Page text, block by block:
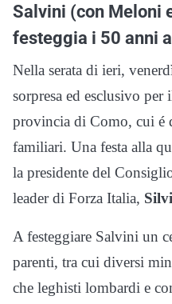
Salvini (con Meloni
festeggia i 50 anni
Nella serata di ieri,
sorpresa ed esclusivo
provincia di Como, cui é
familiari. Una festa alla
la presidente del
leader di Forza Italia,
A festeggiare Salvini un
parenti, tra cui diversi
che leghisti lombardi e